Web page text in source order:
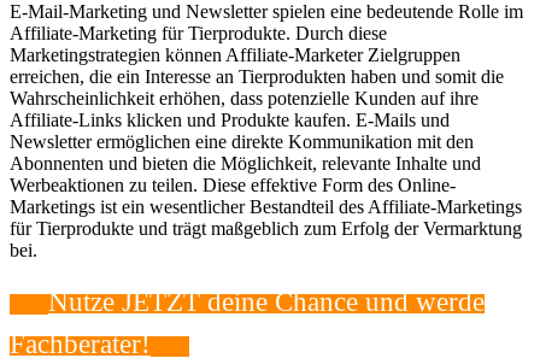
E-Mail-Marketing und Newsletter spielen eine bedeutende Rolle im
Affiliate-Marketing für Tierprodukte. Durch diese
Marketingstrategien können Affiliate-Marketer Zielgruppen
erreichen, die ein Interesse an Tierprodukten haben und somit die
Wahrscheinlichkeit erhöhen, dass potenzielle Kunden auf ihre
Affiliate-Links klicken und Produkte kaufen. E-Mails und
Newsletter ermöglichen eine direkte Kommunikation mit den
Abonnenten und bieten die Möglichkeit, relevante Inhalte und
Werbeaktionen zu teilen. Diese effektive Form des Online-
Marketings ist ein wesentlicher Bestandteil des Affiliate-Marketings
für Tierprodukte und trägt maßgeblich zum Erfolg der Vermarktung
bei.
Nutze JETZT​ deine Chance und werde
Fachberater!